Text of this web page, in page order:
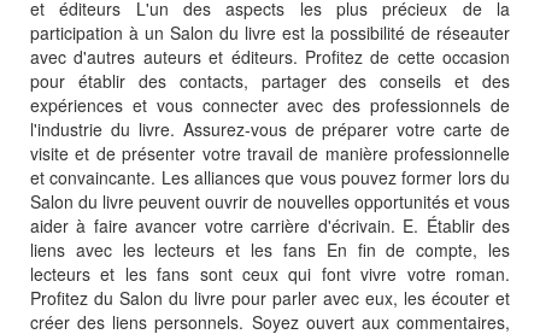
et éditeurs L'un des aspects les plus précieux de la
participation à un Salon du livre est la possibilité de réseauter
avec d'autres auteurs et éditeurs. Profitez de cette occasion
pour établir des contacts, partager des conseils et des
expériences et vous connecter avec des professionnels de
l'industrie du livre. Assurez-vous de préparer votre carte de
visite et de présenter votre travail de manière professionnelle
et convaincante. Les alliances que vous pouvez former lors du
Salon du livre peuvent ouvrir de nouvelles opportunités et vous
aider à faire avancer votre carrière d'écrivain. E. Établir des
liens avec les lecteurs et les fans En fin de compte, les
lecteurs et les fans sont ceux qui font vivre votre roman.
Profitez du Salon du livre pour parler avec eux, les écouter et
créer des liens personnels. Soyez ouvert aux commentaires,